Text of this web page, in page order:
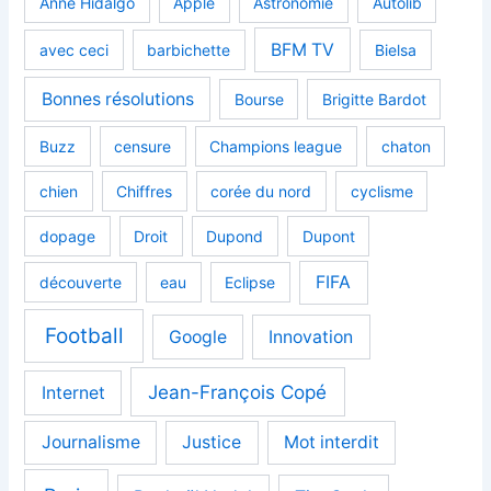
avec ceci barbichette BFM TV Bielsa
Bonnes résolutions Bourse Brigitte Bardot
Buzz censure Champions league chaton
chien Chiffres corée du nord cyclisme
dopage Droit Dupond Dupont
découverte eau Eclipse FIFA
Football Google Innovation
Internet Jean-François Copé
Journalisme Justice Mot interdit